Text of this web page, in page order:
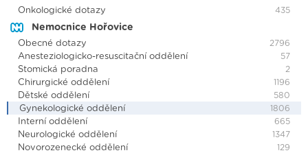
Onkologické dotazy 435
Nemocnice Hořovice
Obecné dotazy 2796
Anesteziologicko-resuscitační oddělení 57
Stomická poradna 2
Chirurgické oddělení 1196
Dětské oddělení 580
Gynekologické oddělení 1806
Interní oddělení 665
Neurologické oddělení 1347
Novorozenecké oddělení 129